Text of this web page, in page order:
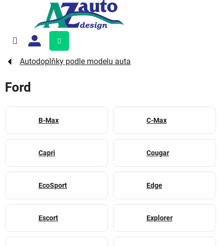
Nákupní
košík
Autodoplňky podle modelu auta
Ford
B-Max C-Max
Capri Cougar
EcoSport Edge
Escort Explorer